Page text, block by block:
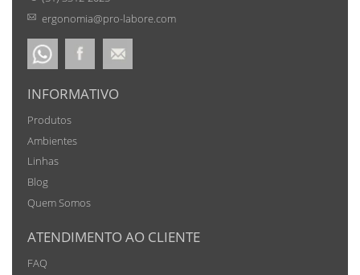
ergonomia@pro-labore.com
INFORMATIVO
Produtos
Ambientes
Linhas
Blog
Quem Somos
ATENDIMENTO AO CLIENTE
FAQ